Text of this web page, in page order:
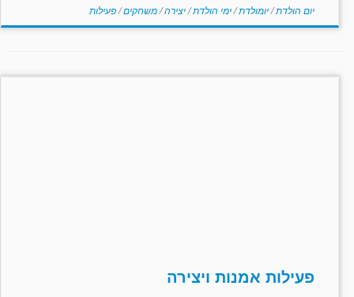
יום הולדת/יומולדת/ימי הולדת/יצירה/משחקים/פעילות
פעילות אמנות ויצירה